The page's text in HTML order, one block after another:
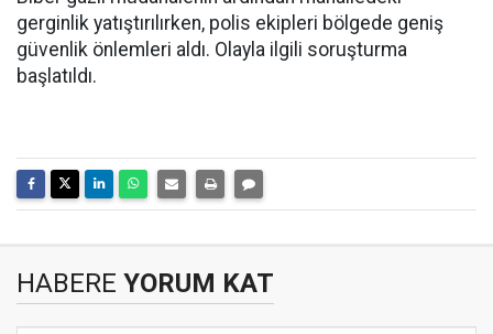
gerginlik yatıştırılırken, polis ekipleri bölgede geniş
güvenlik önlemleri aldı. Olayla ilgili soruşturma
başlatıldı.
HABERE YORUM KAT